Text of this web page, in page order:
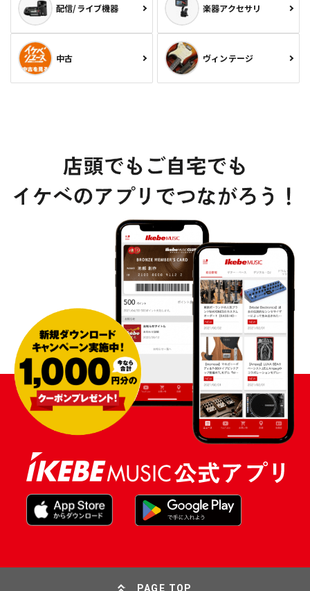
配信/ライブ機器 楽器アクセサリ
中古 ヴィンテージ
PAGE TOP